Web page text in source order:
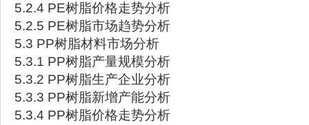
5.2.4 PE树脂价格走势分析
5.2.5 PE树脂市场趋势分析
5.3 PP树脂材料市场分析
5.3.1 PP树脂产量规模分析
5.3.2 PP树脂生产企业分析
5.3.3 PP树脂新增产能分析
5.3.4 PP树脂价格走势分析